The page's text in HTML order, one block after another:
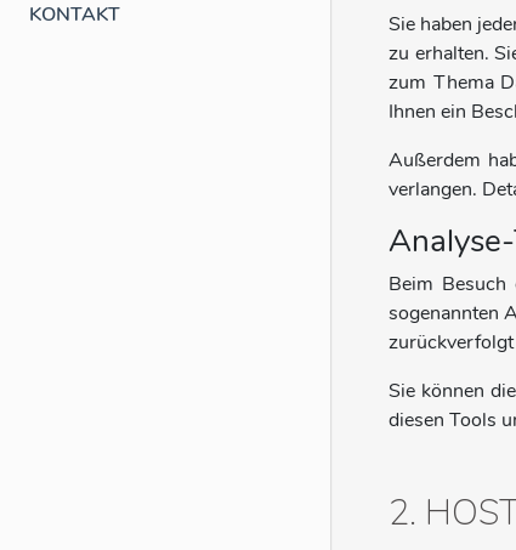
KONTAKT
Sie haben
zu erhalten.
zum Thema
Ihnen ein
Außerdem
verlangen.
Beim
sogenannten
Sie können
diesen Tools
2.